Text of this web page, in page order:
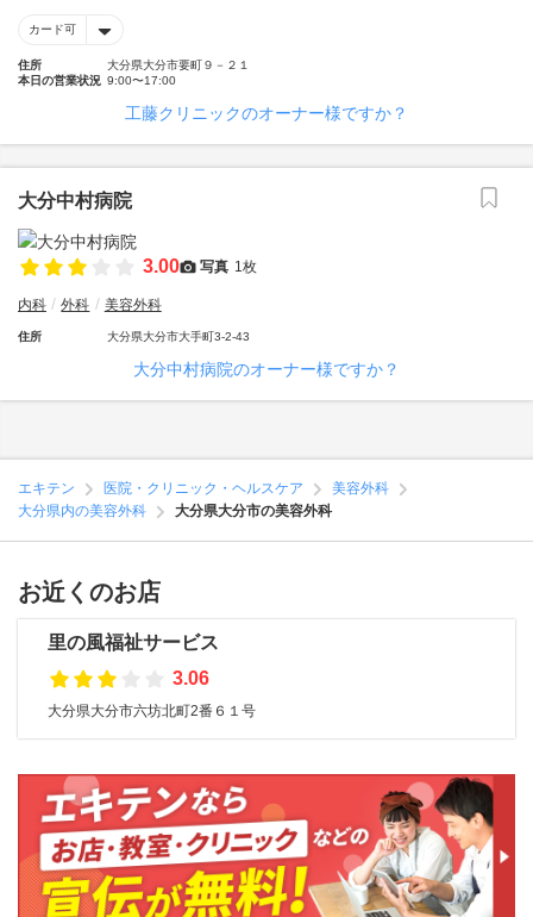
カード可
住所
大分県大分市要町９－２１
本日の営業状況 9:00〜17:00
工藤クリニックのオーナー様ですか？
大分中村病院
3.00 写真 1枚
内科 外科 美容外科
住所 大分県大分市大手町3-2-43
大分中村病院のオーナー様ですか？
エキテン 医院・クリニック・ヘルスケア
美容外科
大分県内の美容外科
大分県大分市の美容外科
お近くのお店
里の風福祉サービス
3.06
大分県大分市六坊北町2番６１号